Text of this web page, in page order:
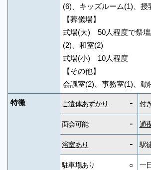
(6)、キッズルーム(1)、授
【葬儀場】
式場(大) 50人程度で祭壇
(2)、和室(2)
式場(小) 10人程度
【その他】
会議室(2)、事務室(1)、動
特徴 ご遺体あずかり - 付
面会可能 - 通
浴室あり - 駅
駐車場あり ○ 一